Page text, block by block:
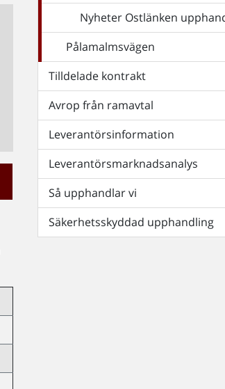
Nyheter Ostlänken
Pålamalmsvägen
Tilldelade kontrakt
Avrop från ramavtal
Leverantörsinformation
Leverantörsmarknadsanalys
Så upphandlar vi
Säkerhetsskyddad upphandling